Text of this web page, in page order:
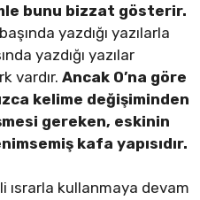
bunu bizzat gösterir.
yazdığı yazılarla
yazdığı yazılar
vardır. Ancak O’na göre
kelime değişiminden
gereken, eskinin
kafa yapısıdır.
ısrarla kullanmaya devam